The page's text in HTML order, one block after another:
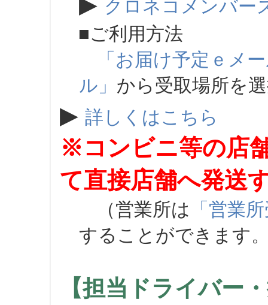
クロネコメンバー
■ご利用方法
「お届け予定ｅメ
ル」 から受取場所を
▶ 詳しくはこちら
※コンビニ等の店
て直接店舗へ発送
（営業所は 「営業
することができます
【担当ドライバー